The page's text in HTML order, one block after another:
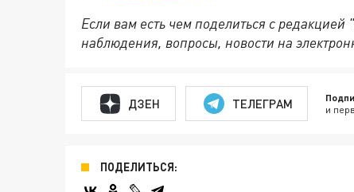
Если вам есть чем поделиться с
наблюдения, вопросы, новости на
ДЗЕН ТЕЛЕГРАМ и
ПОДЕЛИТЬСЯ: